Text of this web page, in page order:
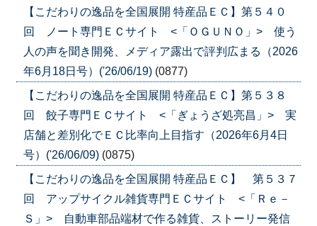
【こだわりの逸品を全国展開 特産品ＥＣ】第５４０
回 ノート専門ＥＣサイト <「ＯＧＵＮＯ」> 使う
人の声を聞き開発、メディア露出で評判広まる（2026
年6月18日号）('26/06/19) (0877)
【こだわりの逸品を全国展開 特産品ＥＣ】第５３８
回 餃子専門ＥＣサイト <「ぎょうざ処亮昌」> 実
店舗と差別化でＥＣ比率向上目指す（2026年6月4日
号）('26/06/09) (0875)
【こだわりの逸品を全国展開 特産品ＥＣ】 第５３７
回 アップサイクル雑貨専門ＥＣサイト <「Ｒｅ－
Ｓ」> 自動車部品端材で作る雑貨、ストーリー発信